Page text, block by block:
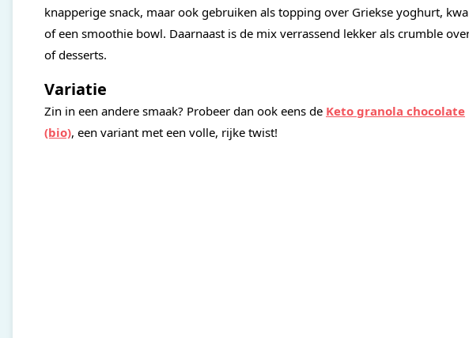
knapperige snack, maar ook gebruiken als topping over Griekse yoghurt,
of een smoothie bowl. Daarnaast is de mix verrassend lekker als crumble
of desserts.
Variatie
Zin in een andere smaak? Probeer dan ook eens de Keto granola chocolate
(bio), een variant met een volle, rijke twist!